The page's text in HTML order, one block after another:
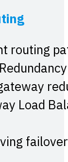
routing
Load